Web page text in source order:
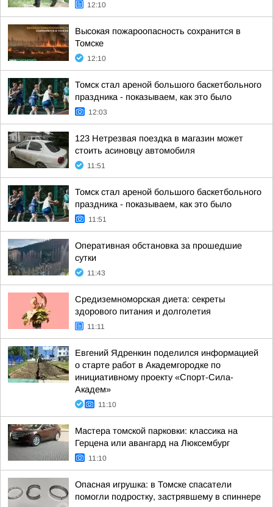
12:10
Высокая пожароопасность сохранится в
Томске
12:10
Томск стал ареной большого баскетбольного
праздника - показываем, как это было
12:03
123 Нетрезвая поездка в магазин может
стоить асиновцу автомобиля
11:51
Томск стал ареной большого баскетбольного
праздника - показываем, как это было
11:51
Оперативная обстановка за прошедшие
сутки
11:43
Средиземноморская диета: секреты
здорового питания и долголетия
11:11
Евгений Ядренкин поделился информацией
о старте работ в Академгородке по
инициативному проекту «Спорт-Сила-
Академ»
11:10
Мастера томской парковки: классика на
Герцена или авангард на Люксембург
11:10
Опасная игрушка: в Томске спасатели
помогли подростку, застрявшему в спиннере